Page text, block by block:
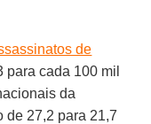
de
para cada 100 mil
da
de 27,2 para 21,7